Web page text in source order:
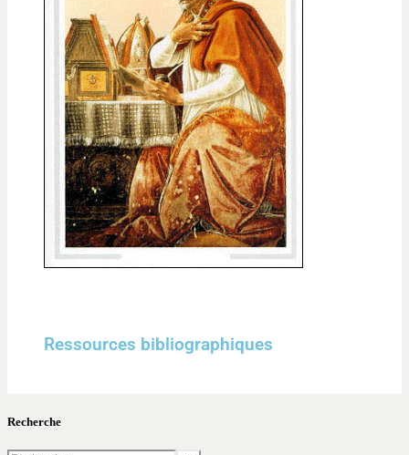
Ressources bibliographiques
Recherche